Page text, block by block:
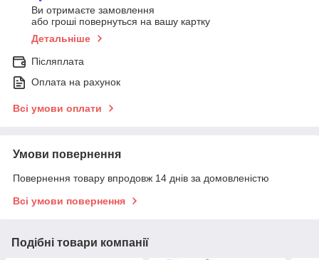
Ви отримаєте замовлення
або гроші повернуться на вашу картку
Детальніше
Післяплата
Оплата на рахунок
Всі умови оплати
Умови повернення
Повернення товару впродовж 14 днів за домовленістю
Всі умови повернення
Подібні товари компанії